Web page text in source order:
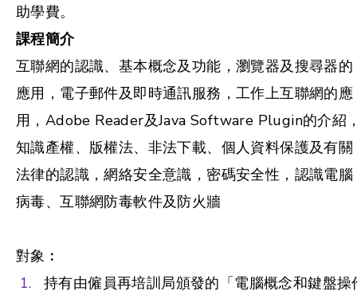
助學費。
課程簡介
互聯網的認識、基本概念及功能，瀏覽器及搜尋器的
應用，電子郵件及即時通訊服務，工作上互聯網的應
用，Adobe Reader及Java Software Plugin的介紹
知識產權、版權法、非法下載、個人資料保護及有關
法律的認識，網絡安全意識，密碼安全性，認識電腦
病毒、互聯網防毒軟件及防火牆
對象︰
持有由僱員再培訓局頒發的「電腦概念和鍵盤操